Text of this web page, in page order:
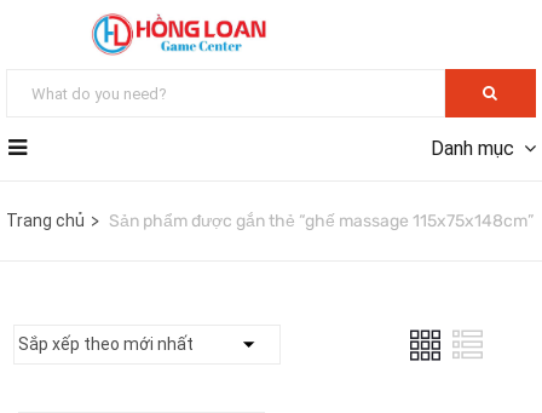
Danh mục
Trang chủ Sản phẩm được gắn thẻ “ghế massage 115x75x148cm”